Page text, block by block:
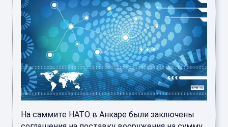
На саммите НАТО в Анкаре были заключены